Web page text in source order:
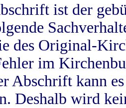
ist der
des Original-
im
Abschrift kann
Deshalb wird